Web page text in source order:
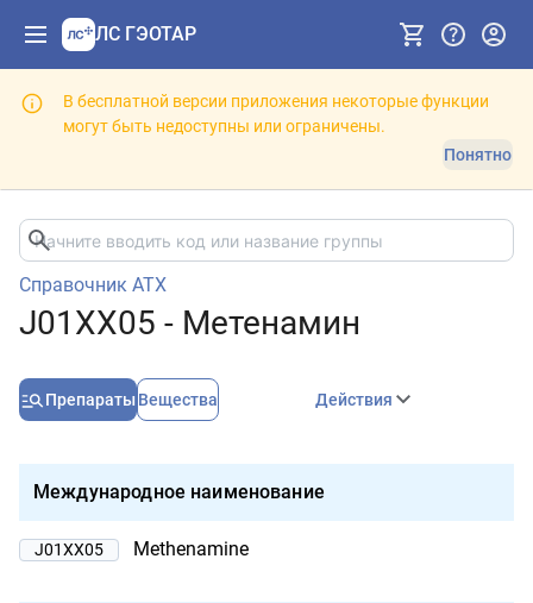
ЛС ГЭОТАР
В бесплатной версии приложения некоторые функции
могут быть недоступны или ограничены.
Понятно
Справочник АТХ
J01XX05 - Метенамин
Препараты Вещества Действия
Международное наименование
J01XX05 Methenamine